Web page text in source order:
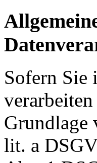
Sofern Sie
Grundlage
lit. a